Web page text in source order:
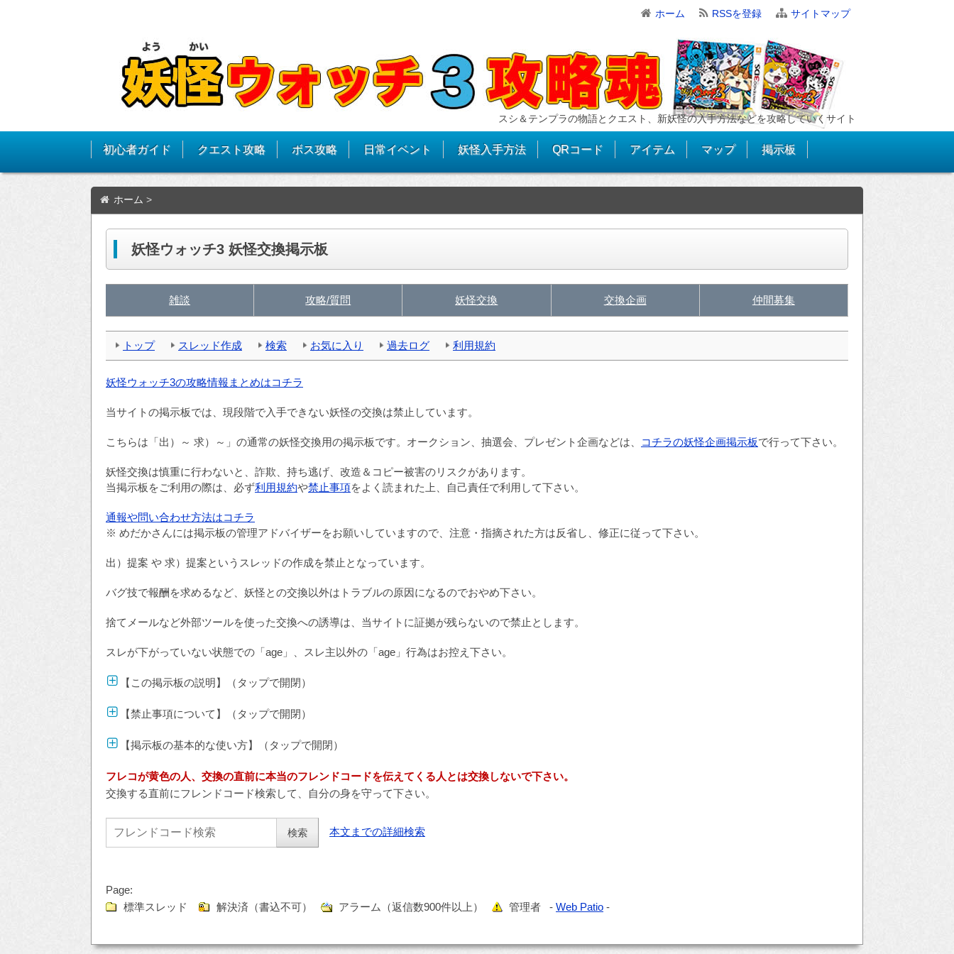
ホーム RSSを登録 サイトマップ
スシ＆テンプラの物語とクエスト、新妖怪の入手方法などを攻略していくサイト
初心者ガイド クエスト攻略 ボス攻略 日常イベント 妖怪入手方法 QRコード アイテム マップ 掲示板
ホーム >
妖怪ウォッチ3 妖怪交換掲示板
雑談 攻略/質問 妖怪交換 交換企画 仲間募集
トップ スレッド作成 検索 お気に入り 過去ログ 利用規約
妖怪ウォッチ3の攻略情報まとめはコチラ
当サイトの掲示板では、現段階で入手できない妖怪の交換は禁止しています。
こちらは「出）～ 求）～」の通常の妖怪交換用の掲示板です。オークション、抽選会、プレゼント企画などは、 コチラの妖怪企画掲示板で行って下さい。
妖怪交換は慎重に行わないと、詐欺、持ち逃げ、改造＆コピー被害のリスクがあります。
当掲示板をご利用の際は、必ず利用規約や禁止事項をよく読まれた上、自己責任で利用して下さい。
通報や問い合わせ方法はコチラ
※ めだかさんには掲示板の管理アドバイザーをお願いしていますので、注意・指摘された方は反省し、修正に従って下さい。
出）提案 や 求）提案というスレッドの作成を禁止となっています。
バグ技で報酬を求めるなど、妖怪との交換以外はトラブルの原因になるのでおやめ下さい。
捨てメールなど外部ツールを使った交換への誘導は、当サイトに証拠が残らないので禁止とします。
スレが下がっていない状態での「age」、スレ主以外の「age」行為はお控え下さい。
【この掲示板の説明】（タップで開閉）
【禁止事項について】（タップで開閉）
【掲示板の基本的な使い方】（タップで開閉）
フレコが黄色の人、交換の直前に本当のフレンドコードを伝えてくる人とは交換しないで下さい。
交換する直前にフレンドコード検索して、自分の身を守って下さい。
本文までの詳細検索
Page:
標準スレッド
解決済（書込不可） アラーム（返信数900件以上） 管理者 - Web Patio -